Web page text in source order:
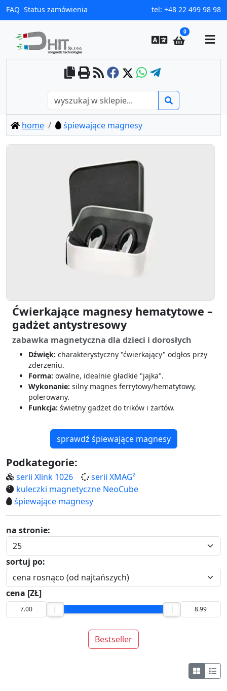
FAQ Status zamówienia tel: +48 22 499 98 98
0
home śpiewające magnesy
Ćwierkające magnesy hematytowe –
gadżet antystresowy
zabawka magnetyczna dla dzieci i dorosłych
Dźwięk: charakterystyczny "ćwierkający" odgłos przy
zderzeniu.
Forma: owalne, idealnie gładkie "jajka".
Wykonanie: silny magnes ferrytowy/hematytowy,
polerowany.
Funkcja: świetny gadżet do trików i żartów.
sprawdź śpiewające magnesy
Podkategorie:
serii Xlink 1026
serii XMAG²
kuleczki magnetyczne NeoCube
śpiewające magnesy
na stronie:
sortuj po:
cena [ZŁ]
Bestseller